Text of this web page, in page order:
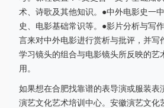
术、诗歌及其他知识。●中外电影史一
史、电影基础常识等。●影片分析与写
言来对中外电影进行赏析与批评，并写
学习镜头的组合与电影镜头所反映的艺
用。
如果想在合肥找靠谱的表导演或服装表
演艺文化艺术培训中心。安徽演艺文化